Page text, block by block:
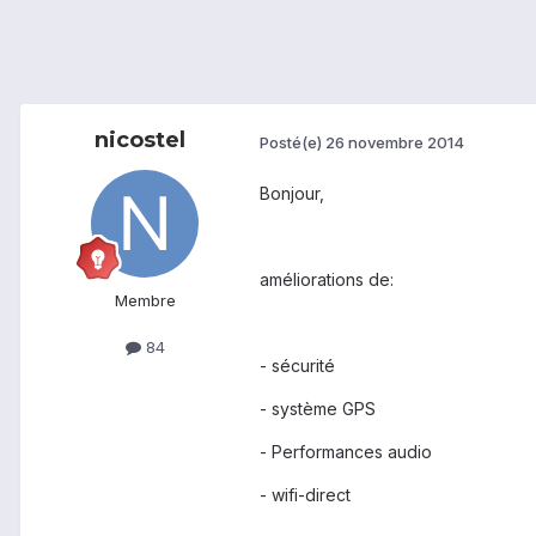
nicostel
Membre
84
Posté(e) 26 novembre 2014
Bonjour,
améliorations de:
- sécurité
- système GPS
- Performances audio
- wifi-direct